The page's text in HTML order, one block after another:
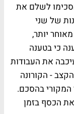
הסכימו לשלם את
של שני
יותר,
כי בטענה
את העבודות
- הקורונה
המועד המקורי בהסכם.
הכסף בזמן